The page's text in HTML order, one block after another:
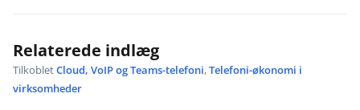
Relaterede indlæg
TilkobletCloud, VoIP og Teams-telefoni,Telefoni-økonomi i
virksomheder